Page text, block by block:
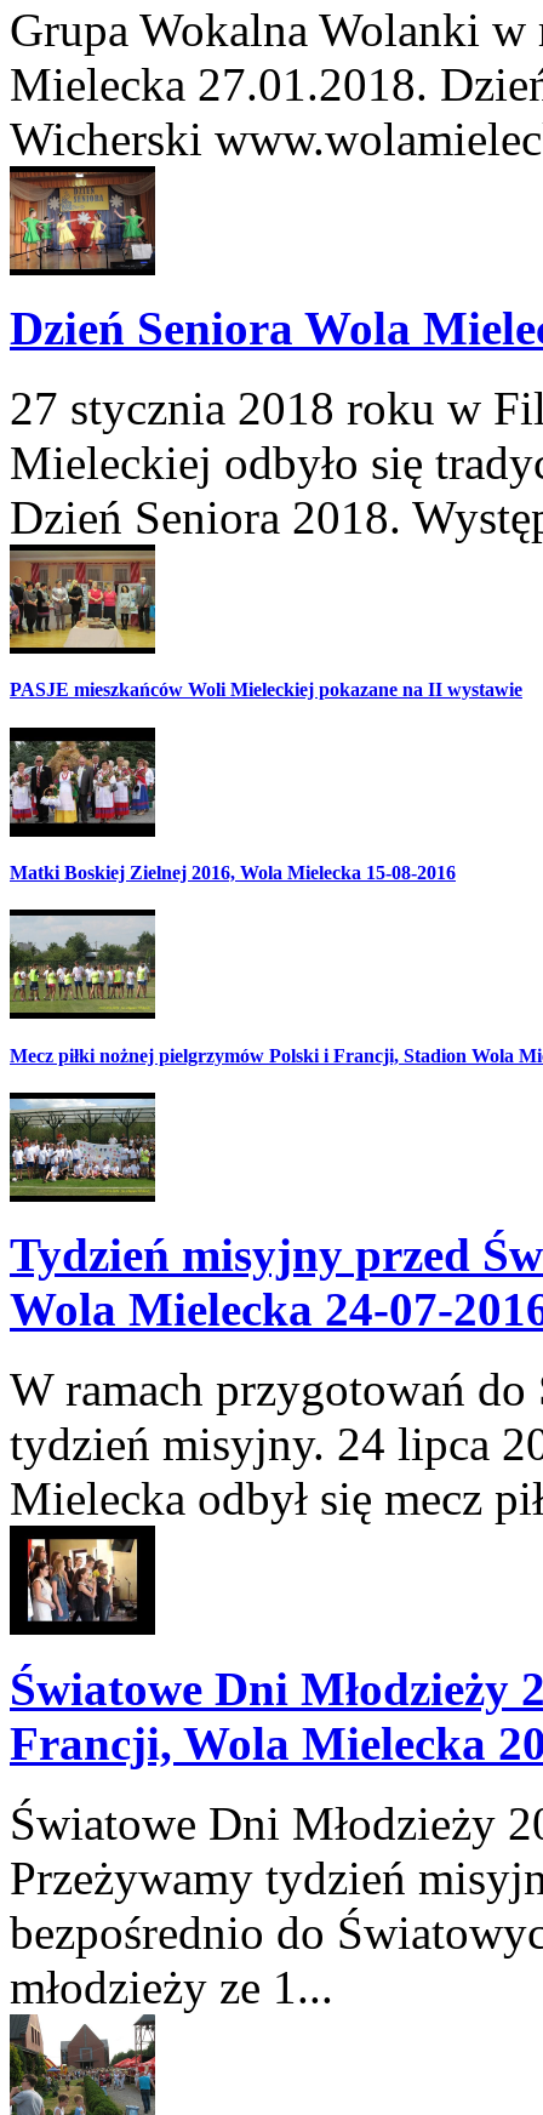
Grupa Wokalna Wolanki
Mielecka 27.01.2018.
Wicherski
Dzień Seniora Wola
27 stycznia 2018 roku w
Mieleckiej odbyło się
Dzień Seniora 2018.
PASJE mieszkańców Woli Mieleckiej pokazane na II wystawie
Matki Boskiej Zielnej 2016, Wola Mielecka 15-08-2016
Mecz piłki nożnej pielgrzymów Polski i Francji, Stadion Wola
Tydzień misyjny przed
Wola Mielecka 24-07-
W ramach przygotowań
tydzień misyjny. 24 lipca
Mielecka odbył się mecz
Światowe Dni Młodzieży
Francji, Wola Mielecka
Światowe Dni Młodzieży
Przeżywamy tydzień
bezpośrednio do
młodzieży ze 1...